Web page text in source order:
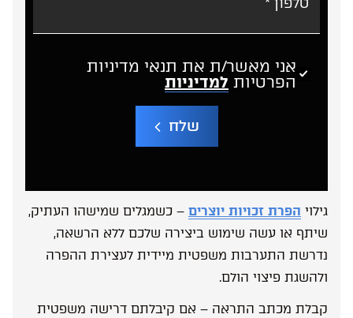
אני מאשר/ת את תנאי מדיניות
הפרטיות למדיניות
שלח
t
r
גילוי הפרת זכויות יוצרים – כשמגלים שמישהו העתיק,
שיתף או עשה שימוש ביצירה שלכם ללא הרשאה,
נדרשת התערבות משפטית מיידית לעצירת ההפרה
ולהשגת פיצוי הולם.
קבלת מכתב התראה – אם קיבלתם דרישה משפטית